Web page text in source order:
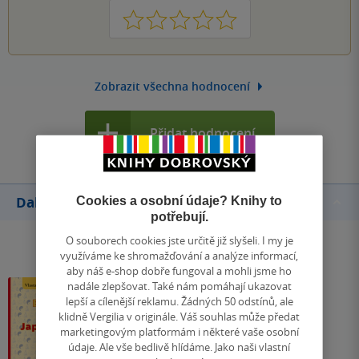
1 2 3 4 5
Zobrazit všechna hodnocení
Přidat hodnocení
Další knihy autoraCookies a osobní údaje? Knihy to
potřebují.
O souborech cookies jste určitě již slyšeli. I my je
využíváme ke shromažďování a analýze informací,
aby náš e-shop dobře fungoval a mohli jsme ho
nadále zlepšovat. Také nám pomáhají ukazovat
lepší a cílenější reklamu. Žádných 50 odstínů, ale
klidně Vergilia v originále. Váš souhlas může předat
marketingovým platformám i některé vaše osobní
údaje. Ale vše bedlivě hlídáme. Jako naši vlastní